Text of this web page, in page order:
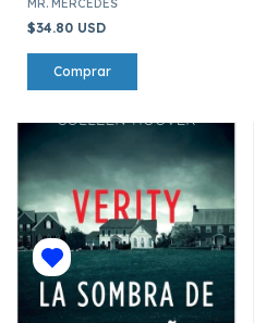
$34.80 USD